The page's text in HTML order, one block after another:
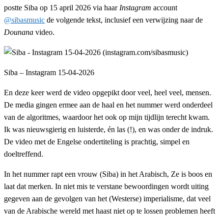
postte Siba op 15 april 2026 via haar Instagram account
@sibasmusic de volgende tekst, inclusief een verwijzing naar de
Dounana video.
Siba – Instagram 15-04-2026
En deze keer werd de video opgepikt door veel, heel veel, mensen.
De media gingen ermee aan de haal en het nummer werd onderdeel
van de algoritmes, waardoor het ook op mijn tijdlijn terecht kwam.
Ik was nieuwsgierig en luisterde, én las (!), en was onder de indruk.
De video met de Engelse ondertiteling is prachtig, simpel en
doeltreffend.
In het nummer rapt een vrouw (Siba) in het Arabisch, Ze is boos en
laat dat merken. In niet mis te verstane bewoordingen wordt uiting
gegeven aan de gevolgen van het (Westerse) imperialisme, dat veel
van de Arabische wereld met haast niet op te lossen problemen heeft